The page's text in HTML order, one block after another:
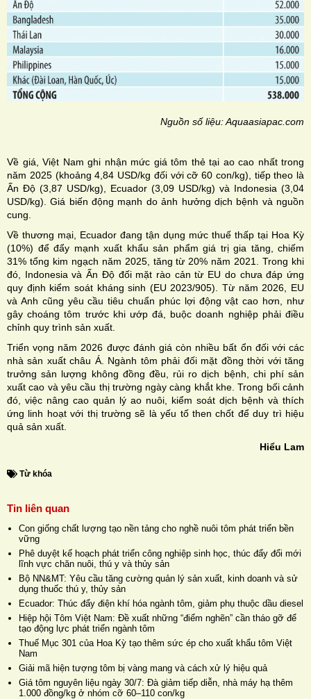
Nguồn số liệu: Aquaasiapac.com
Về giá, Việt Nam ghi nhận mức giá tôm thẻ tại ao cao nhất trong
năm 2025 (khoảng 4,84 USD/kg đối với cỡ 60 con/kg), tiếp theo là
Ấn Độ (3,87 USD/kg), Ecuador (3,09 USD/kg) và Indonesia (3,04
USD/kg). Giá biến động mạnh do ảnh hưởng dịch bệnh và nguồn
cung.
Về thương mại, Ecuador đang tận dụng mức thuế thấp tại Hoa Kỳ
(10%) để đẩy mạnh xuất khẩu sản phẩm giá trị gia tăng, chiếm
31% tổng kim ngạch năm 2025, tăng từ 20% năm 2021. Trong khi
đó, Indonesia và Ấn Độ đối mặt rào cản từ EU do chưa đáp ứng
quy định kiểm soát kháng sinh (EU 2023/905). Từ năm 2026, EU
và Anh cũng yêu cầu tiêu chuẩn phúc lợi động vật cao hơn, như
gây choáng tôm trước khi ướp đá, buộc doanh nghiệp phải điều
chỉnh quy trình sản xuất.
Triển vọng năm 2026 được đánh giá còn nhiều bất ổn đối với các
nhà sản xuất châu Á. Ngành tôm phải đối mặt đồng thời với tăng
trưởng sản lượng không đồng đều, rủi ro dịch bệnh, chi phí sản
xuất cao và yêu cầu thị trường ngày càng khắt khe. Trong bối cảnh
đó, việc nâng cao quản lý ao nuôi, kiểm soát dịch bệnh và thích
ứng linh hoạt với thị trường sẽ là yếu tố then chốt để duy trì hiệu
quả sản xuất.
Hiểu Lam
Từ khóa
Tin liên quan
Con giống chất lượng tạo nền tảng cho nghề nuôi tôm phát triển bền
vững
Phê duyệt kế hoạch phát triển công nghiệp sinh học, thúc đẩy đổi mới
lĩnh vực chăn nuôi, thú y và thủy sản
Bộ NN&MT: Yêu cầu tăng cường quản lý sản xuất, kinh doanh và sử
dụng thuốc thú y, thủy sản
Ecuador: Thúc đẩy điện khí hóa ngành tôm, giảm phụ thuộc dầu diesel
Hiệp hội Tôm Việt Nam: Đề xuất những “điểm nghẽn” cần tháo gỡ để
tạo động lực phát triển ngành tôm
Thuế Mục 301 của Hoa Kỳ tạo thêm sức ép cho xuất khẩu tôm Việt
Nam
Giải mã hiện tượng tôm bị vàng mang và cách xử lý hiệu quả
Giá tôm nguyên liệu ngày 30/7: Đà giảm tiếp diễn, nhà máy hạ thêm
1.000 đồng/kg ở nhóm cỡ 60–110 con/kg